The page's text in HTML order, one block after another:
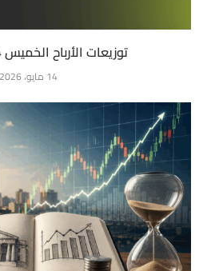
توزيعات الأرباح الخميس 14 مايو 2026
14 مايو، 2026